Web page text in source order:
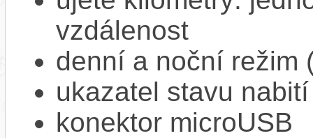
vzdálenost
denní a noční režim
ukazatel stavu
konektor microUSB